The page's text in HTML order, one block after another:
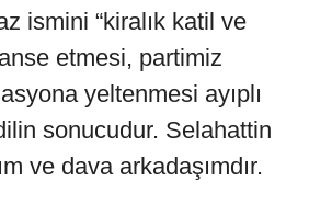
ismini “kiralık katil ve
etmesi, partimiz
yeltenmesi ayıplı
sonucudur. Selahattin
ve dava arkadaşımdır.